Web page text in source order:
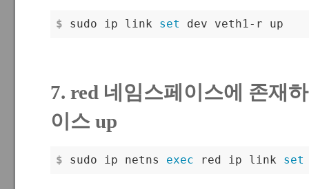
$ sudo ip link set dev veth1-r up
7. red 네임스페이스에 존재
이스 up
$ sudo ip netns exec red ip link set